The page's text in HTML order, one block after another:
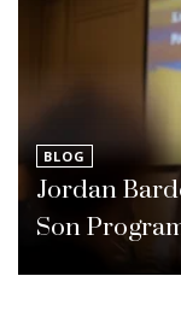
BLOG
Jordan
Son